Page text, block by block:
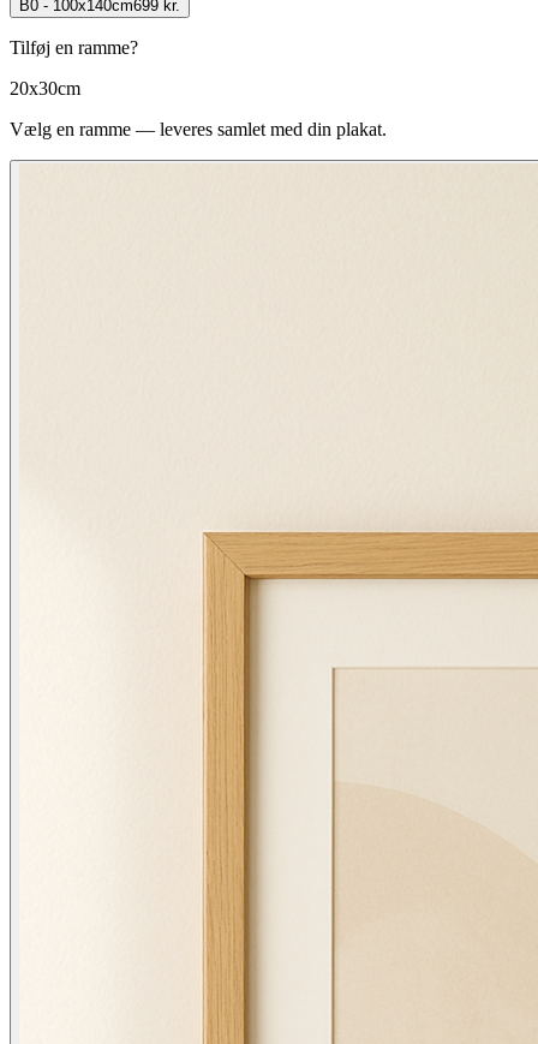
B0 - 100x140cm699 kr.
Tilføj en ramme?
20x30cm
Vælg en ramme — leveres samlet med din plakat.